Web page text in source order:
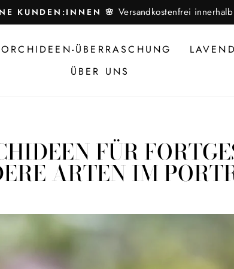
Pause
Diashow
KUNDEN:INNEN 🌸 Versandkostenfrei
ORCHIDEEN-ÜBERRASCHUNG
ÜBER UNS
FÜR
ARTEN IM